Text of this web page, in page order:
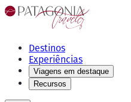
Destinos
Experiências
Viagens em destaque
Recursos